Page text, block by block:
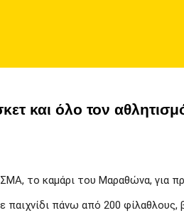
και όλο τον
το καμάρι του Μαραθώνα, για
πάνω από 200 φίλαθλους,